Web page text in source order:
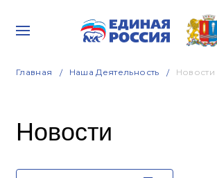
Главная Наша Деятельность Новости
Новости